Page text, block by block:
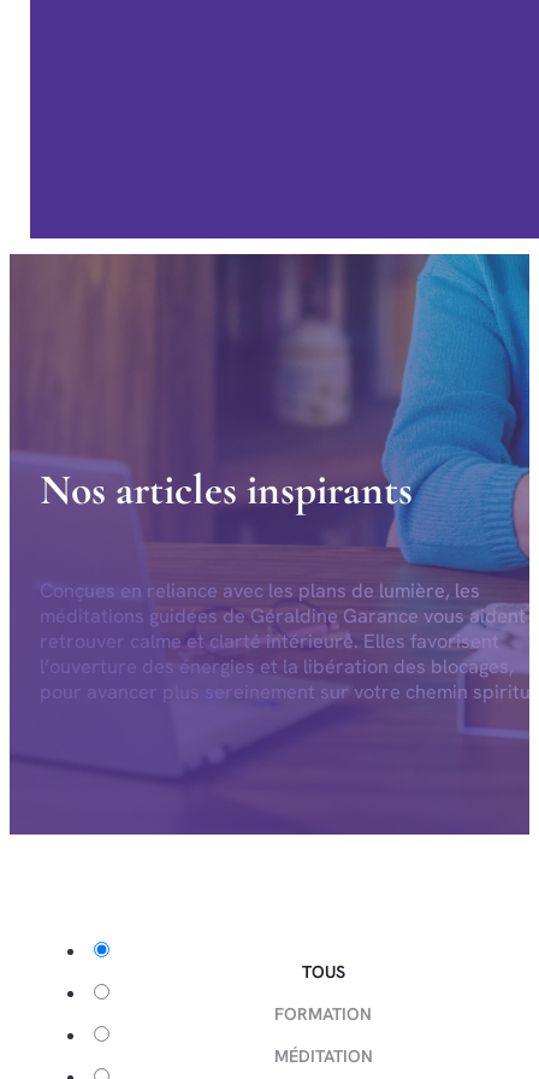
Nos articles inspirants
Conçues en reliance avec les plans de lumière, les
méditations guidées de Géraldine Garance vous aident
retrouver calme et clarté intérieure. Elles favorisent
l’ouverture des énergies et la libération des blocages,
pour avancer plus sereinement sur votre chemin
TOUS
FORMATION
MÉDITATION